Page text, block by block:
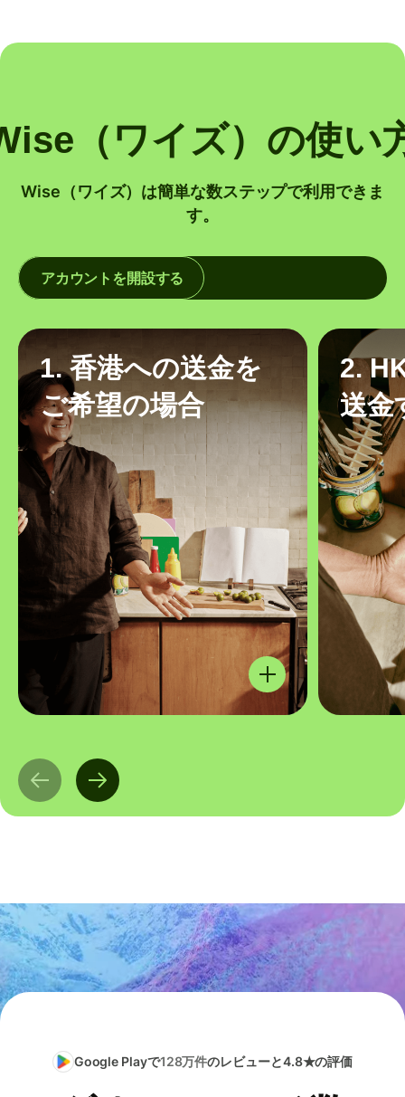
（ワイズ）の使い
Wise（ワイズ）は簡単な数ステップで利用できま
す。
アカウントを開設する
1. 香港への送金を
ご希望の場合
2.
送金
Google Playで128万件のレビューと4.8★の評価